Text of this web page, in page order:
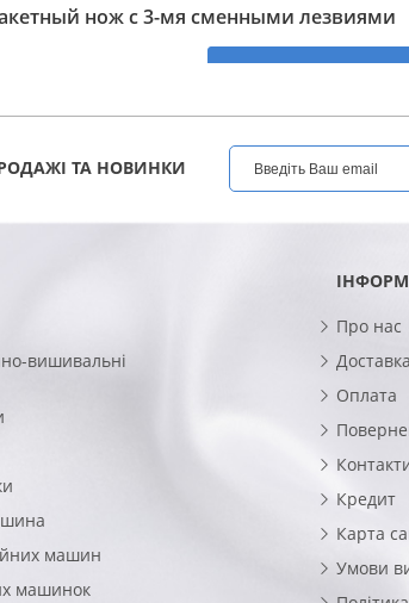
нож с 3-мя сменными лезвиями
КУПИТИ
ТА НОВИНКИ
вишивальні
машин
машинок
Про нас
Доставка
Оплата
Кредит
Карта
Умови